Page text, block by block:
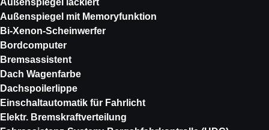
Außenspiegel lackiert
Außenspiegel mit Memoryfunktion
Bi-Xenon-Scheinwerfer
Bordcomputer
Bremsassistent
Dach Wagenfarbe
Dachspoilerlippe
Einschaltautomatik für Fahrlicht
Elektr. Bremskraftverteilung